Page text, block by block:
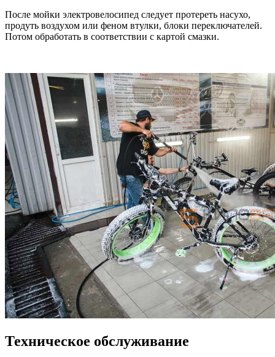
После мойки электровелосипед следует протереть насухо,
продуть воздухом или феном втулки, блоки переключателей.
Потом обработать в соответствии с картой смазки.
Техническое обслуживание